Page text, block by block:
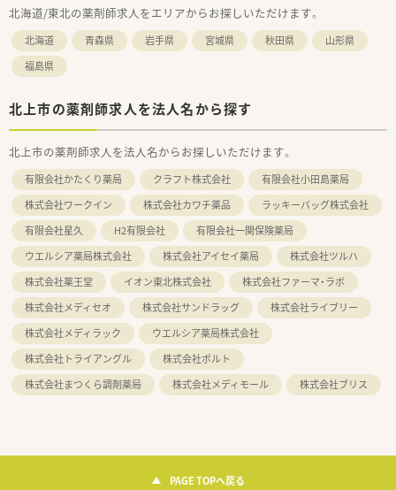
北海道/東北の薬剤師求人をエリアからお探しいただけます。
北海道 青森県 岩手県 宮城県 秋田県
山形県
福島県
北上市の薬剤師求人を法人名から探す
北上市の薬剤師求人を法人名からお探しいただけます。
有限会社かたくり薬局 クラフト株式会社
有限会社小田島薬局
株式会社ワークイン
株式会社カワチ薬品
ラッキーバッグ株式会社
有限会社星久
H2有限会社
有限会社一関保険薬局
ウエルシア薬局株式会社
株式会社アイセイ薬局
株式会社ツルハ
株式会社薬王堂
イオン東北株式会社
株式会社ファーマ・ラボ
株式会社メディセオ
株式会社サンドラッグ
株式会社ライブリー
株式会社メディラック
ウエルシア薬局株式会社
株式会社トライアングル
株式会社ポルト
株式会社まつくら調剤薬局
株式会社メディモール 株式会社ブリス
PAGE TOPへ戻る